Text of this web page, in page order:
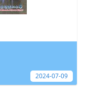
2024-07-09